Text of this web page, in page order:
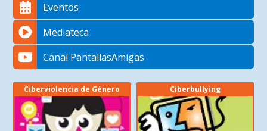
Eventos
Mediateca
Canal PantallasAmigas
Ciberviolencia de Género Ciberbullying